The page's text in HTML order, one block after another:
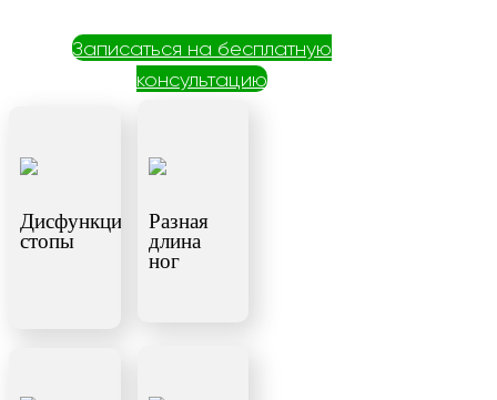
Записаться на бесплатную
консультацию
Дисфункция
стопы
Разная
длина
ног